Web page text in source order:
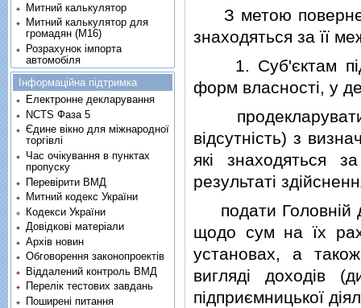
З метою
знаходяться за її
1. Суб'єктам
форм власностi, у
продекларувати
вiдсутнiсть) з
якi знаходяться
результатi
подати Головнiй
щодо сум на їх
установах, а
виглядi доходiв
пiдприємницької
Митний калькулятор
Митний калькулятор для
громадян (М16)
Розрахунок імпорта
автомобіля
Інформаційна підтримка
Електронне декларування
NCTS Фаза 5
Єдине вікно для міжнародної
торгівлі
Час очікування в пунктах
пропуску
Перевірити ВМД
Митний кодекс України
Кодекси України
Довідкові матеріали
Архів новин
Обговорення законопроектів
Віддалений контроль ВМД
Перелік тестових завдань
Поширені питання